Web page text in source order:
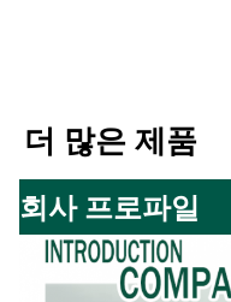
더 많은 제품
회사 프로파일